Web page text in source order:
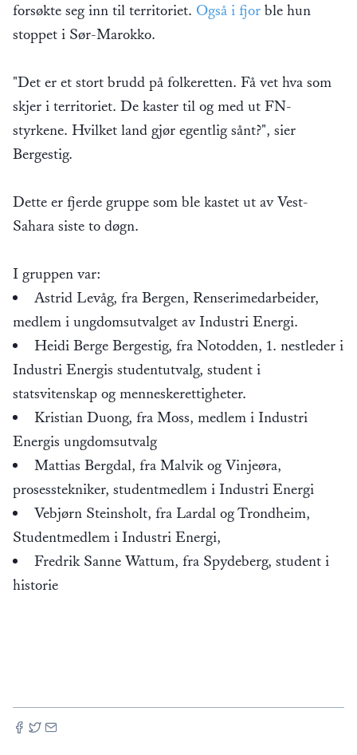
forsøkte seg inn til territoriet. Også i fjor ble hun
stoppet i Sør-Marokko.
"Det er et stort brudd på folkeretten. Få vet hva som
skjer i territoriet. De kaster til og med ut FN-
styrkene. Hvilket land gjør egentlig sånt?", sier
Bergestig.
Dette er fjerde gruppe som ble kastet ut av Vest-
Sahara siste to døgn.
I gruppen var:
Astrid Levåg, fra Bergen, Renserimedarbeider,
medlem i ungdomsutvalget av Industri Energi.
Heidi Berge Bergestig, fra Notodden, 1. nestleder i
Industri Energis studentutvalg, student i
statsvitenskap og menneskerettigheter.
Kristian Duong, fra Moss, medlem i Industri
Energis ungdomsutvalg
Mattias Bergdal, fra Malvik og Vinjeøra,
prosesstekniker, studentmedlem i Industri Energi
Vebjørn Steinsholt, fra Lardal og Trondheim,
Studentmedlem i Industri Energi,
Fredrik Sanne Wattum, fra Spydeberg, student i
historie